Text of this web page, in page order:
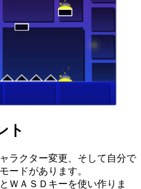
ト
ラクター変更、そして自分で
ードがあります。
ＷＡＳＤキーを使い作りま